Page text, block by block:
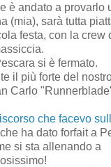
è andato a provarlo
(mia), sarà tutta
festa, con la crew
si è fermato.
il più forte del
Carlo
che facevo
ha dato forfait a
si sta allenando a